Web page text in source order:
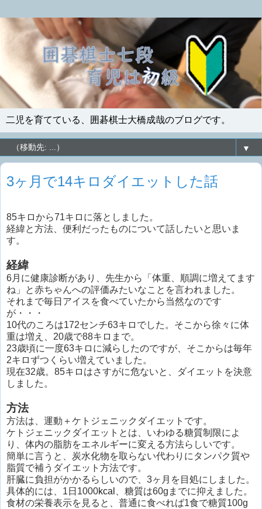
二児を育てている、囲碁棋士大橋成哉のブログです。
▼
3ヶ月で14キロダイエットした話
85キロから71キロに落としました。
経緯と方法、便利だったものについて話したいと思いま
す。
経緯
6月に健康診断があり、先生から「体重、順調に増えてます
ね」と赤ちゃんへの評価みたいなことを言われました。
それまで毎日アイスを食べていたから当然なのです
が・・・
10代のころは172センチ63キロでした。そこから徐々に体
重は増え、20歳で88キロまで。
23歳頃に一度63キロに減らしたのですが、そこからは毎年
2キロずつくらい増えていました。
現在32歳。85キロはさすがに危ないと、ダイエットを決意
しました。
方法
方法は、運動＋ケトジェニックダイエットです。
ケトジェニックダイエットとは、いわゆる糖質制限によ
り、体内の脂肪をエネルギーに変える方法らしいです。
簡単に言うと、炭水化物を取らない代わりにタンパク質や
脂質で補うダイエット方法です。
肝臓に負担がかかるらしいので、3ヶ月を目処にしました。
具体的には、1日1000kcal
、糖質は60gまでに抑えました。
食材の栄養表示を見ると、普通に食べれば1食で糖質100g